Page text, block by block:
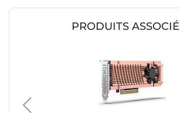
PRODUITS